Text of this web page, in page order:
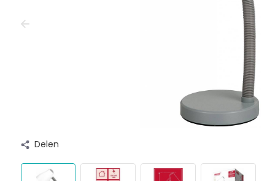
Delen